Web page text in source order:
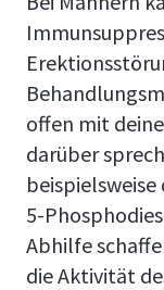
offen mit
darüber
5-
Abhilfe
die Aktivität